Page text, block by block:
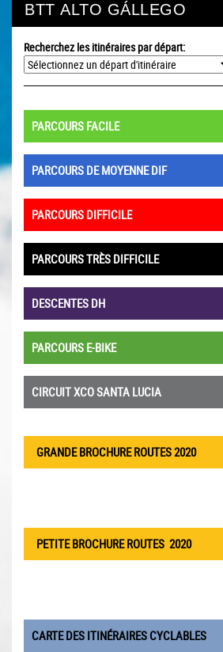
BTT ALTO GÁLLEGO
Recherchez les itinéraires par départ:
PARCOURS FACILE
PARCOURS DE MOYENNE DIF
PARCOURS DIFFICILE
PARCOURS TRÈS DIFFICILE
DESCENTES DH
PARCOURS E-BIKE
CIRCUIT XCO SANTA LUCIA
GRANDE BROCHURE ROUTES 2020
PETITE BROCHURE ROUTES 2020
CARTE DES ITINÉRAIRES CYCLABLES